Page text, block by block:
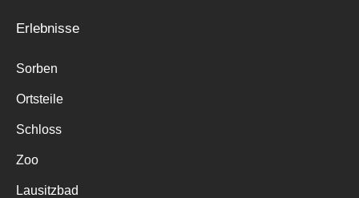
Erlebnisse
Sorben
Ortsteile
Schloss
Zoo
Lausitzbad